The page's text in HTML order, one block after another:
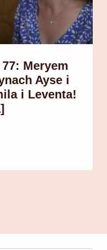
Meryem
Ayse i
i Leventa!